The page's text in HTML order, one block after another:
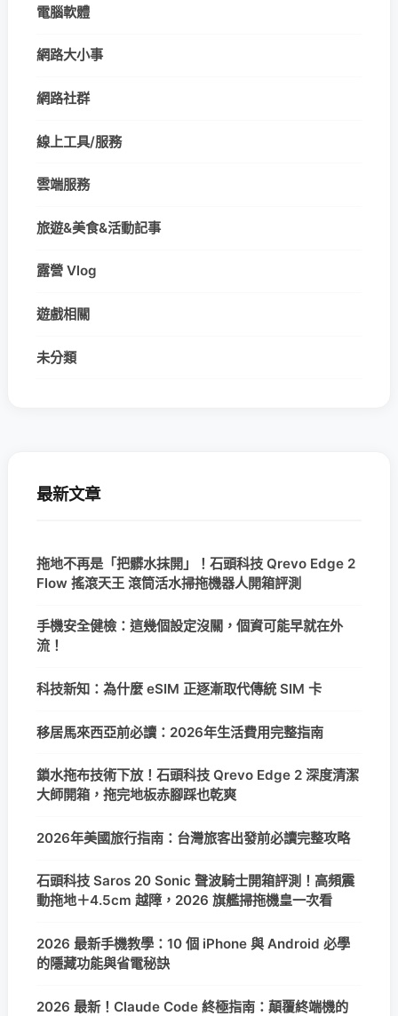
電腦軟體
網路大小事
網路社群
線上工具/服務
雲端服務
旅遊&美食&活動記事
露營 Vlog
遊戲相關
未分類
最新文章
拖地不再是「把髒水抹開」！石頭科技 Qrevo Edge 2
Flow 搖滾天王 滾筒活水掃拖機器人開箱評測
手機安全健檢：這幾個設定沒關，個資可能早就在外
流！
科技新知：為什麼 eSIM 正逐漸取代傳統 SIM 卡
移居馬來西亞前必讀：2026年生活費用完整指南
鎖水拖布技術下放！石頭科技 Qrevo Edge 2 深度清潔
大師開箱，拖完地板赤腳踩也乾爽
2026年美國旅行指南：台灣旅客出發前必讀完整攻略
石頭科技 Saros 20 Sonic 聲波騎士開箱評測！高頻震
動拖地＋4.5cm 越障，2026 旗艦掃拖機皇一次看
2026 最新手機教學：10 個 iPhone 與 Android 必學
的隱藏功能與省電秘訣
2026 最新！Claude Code 終極指南：顛覆終端機的